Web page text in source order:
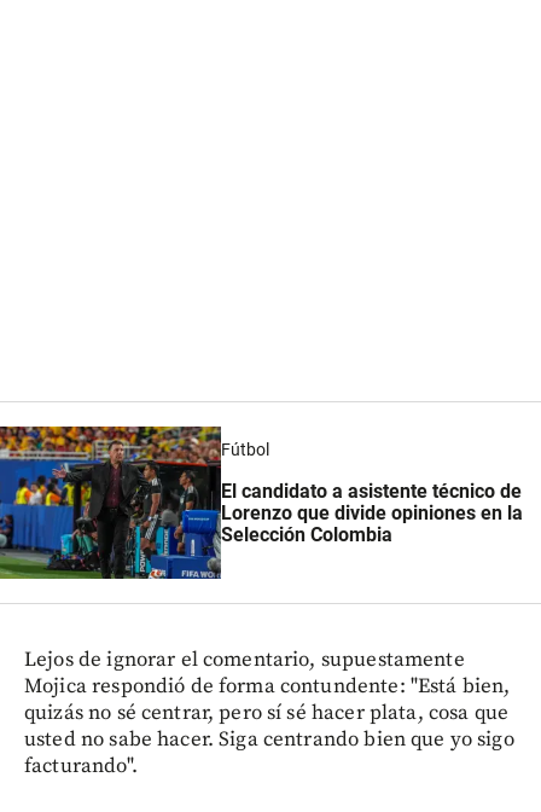
Fútbol
El candidato a asistente técnico de
Lorenzo que divide opiniones en la
Selección Colombia
Lejos de ignorar el comentario, supuestamente
Mojica respondió de forma contundente: "Está bien,
quizás no sé centrar, pero sí sé hacer plata, cosa que
usted no sabe hacer. Siga centrando bien que yo sigo
facturando".